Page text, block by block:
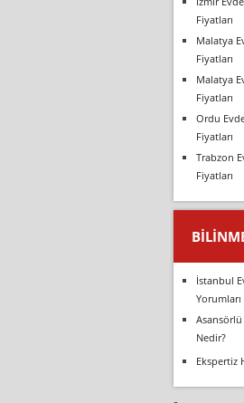
Fiyatları
Malatya
Fiyatları
Malatya
Fiyatları
Ordu
Fiyatları
Trabzon
Fiyatları
İstanbul
Yorumları
Asansörlü
Nedir?
Ekspertiz